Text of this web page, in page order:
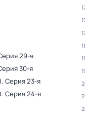
29-я
30-я
. Серия 23-я
. Серия 24-я